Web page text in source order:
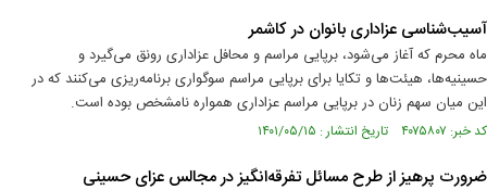
آسيب‌شناسی عزاداری بانوان در كاشمر
ماه محرم كه آغاز می‌شود، برپايی مراسم و محافل عزادار‌ی رونق می‌گيرد و
حسينيه‌ها، هيئت‌ها و تكايا برای برپايی مراسم سوگواری برنامه‌ريزی می‌كنند که در
اين ميان سهم زنان در برپايی مراسم عزاداری همواره نامشخص بوده است.
کد خبر: ۴۰۷۵۸۰۷ تاریخ انتشار : ۱۴۰۱/۰۵/۱۵
ضرورت پرهیز از طرح مسائل تفرقه‌انگیز در مجالس عزای حسینی